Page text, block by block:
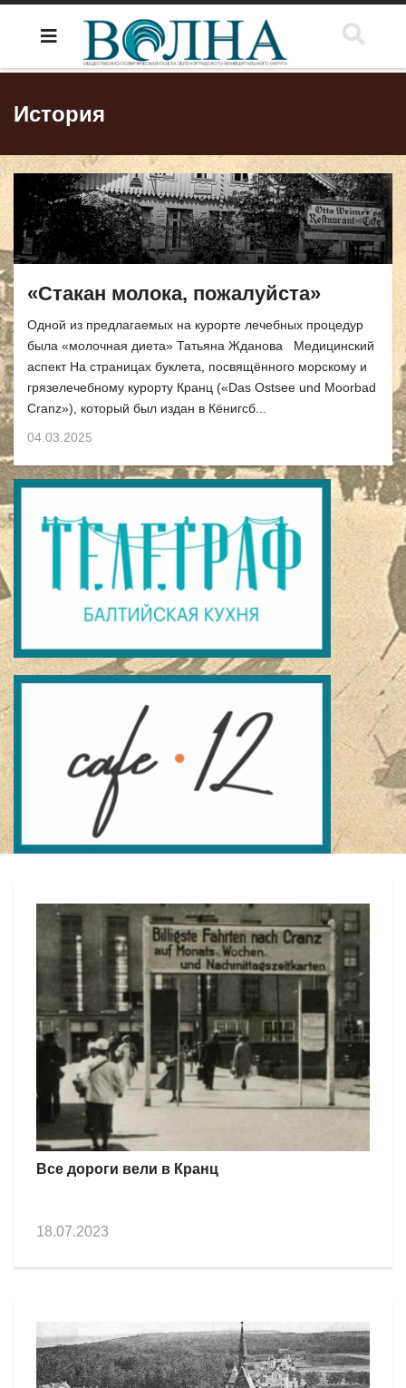
История
«Стакан молока, пожалуйста»
Одной из предлагаемых на курорте лечебных процедур
была «молочная диета» Татьяна Жданова Медицинский
аспект На страницах буклета, посвящённого морскому и
грязелечебному курорту Кранц («Das Оstsee und Moorbad
Cranz»), который был издан в Кёнигсб...
04.03.2025
Все дороги вели в Кранц
18.07.2023